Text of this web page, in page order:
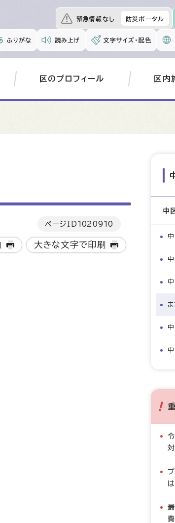
緊急情報なし 防災ポータル
ふりがな 読み上げ 文字サイズ・配色
区のプロフィール 区内
ページID 1020910
大きな文字で印刷
中
ま